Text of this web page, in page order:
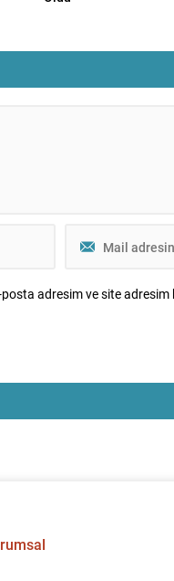
adresim ve site adresim